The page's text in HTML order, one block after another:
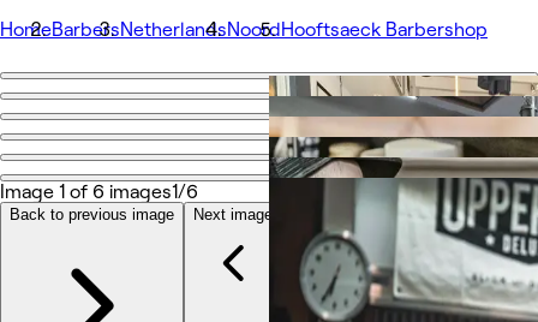
HomeBarbersNetherlandsNoordHooftsaeck Barbershop
Go back
Hooftsaeck Barbershop
Share
Services
Team
Reviews
Image 1 of 6 images1/6
Back to previous image Next image